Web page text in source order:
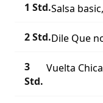
1 Std.Salsa
2 Std.Dile Que
3
Std.